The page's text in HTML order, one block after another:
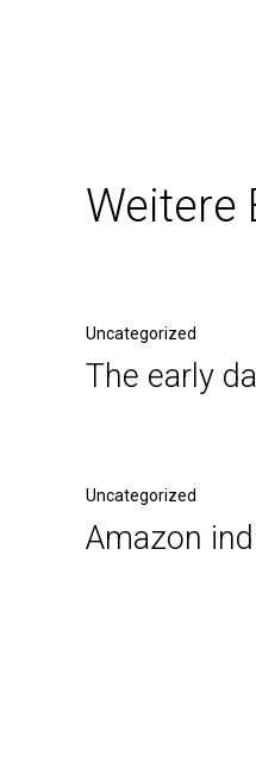
Weitere
Uncategorized
The early
Uncategorized
Amazon